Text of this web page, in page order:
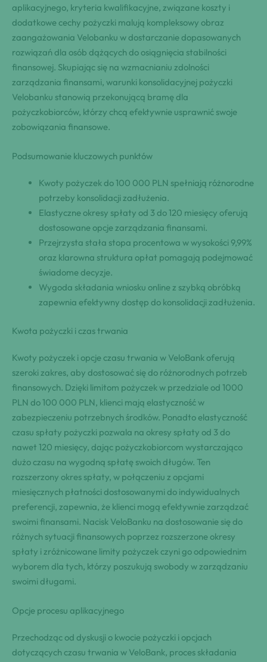
aplikacyjnego, kryteria kwalifikacyjne, związane koszty i
dodatkowe cechy pożyczki malują kompleksowy obraz
zaangażowania Velobanku w dostarczanie dopasowanych
rozwiązań dla osób dążących do osiągnięcia stabilności
finansowej. Skupiając się na wzmacnianiu zdolności
zarządzania finansami, warunki konsolidacyjnej pożyczki
Velobanku stanowią przekonującą bramę dla
pożyczkobiorców, którzy chcą efektywnie usprawnić swoje
zobowiązania finansowe.
Podsumowanie kluczowych punktów
Kwoty pożyczek do 100 000 PLN spełniają różnorodne
potrzeby konsolidacji zadłużenia.
Elastyczne okresy spłaty od 3 do 120 miesięcy oferują
dostosowane opcje zarządzania finansami.
Przejrzysta stała stopa procentowa w wysokości 9,99%
oraz klarowna struktura opłat pomagają podejmować
świadome decyzje.
Wygoda składania wniosku online z szybką obróbką
zapewnia efektywny dostęp do konsolidacji zadłużenia.
Kwota pożyczki i czas trwania
Kwoty pożyczek i opcje czasu trwania w VeloBank oferują
szeroki zakres, aby dostosować się do różnorodnych potrzeb
finansowych. Dzięki limitom pożyczek w przedziale od 1000
PLN do 100 000 PLN, klienci mają elastyczność w
zabezpieczeniu potrzebnych środków. Ponadto elastyczność
czasu spłaty pożyczki pozwala na okresy spłaty od 3 do
nawet 120 miesięcy, dając pożyczkobiorcom wystarczająco
dużo czasu na wygodną spłatę swoich długów. Ten
rozszerzony okres spłaty, w połączeniu z opcjami
miesięcznych płatności dostosowanymi do indywidualnych
preferencji, zapewnia, że klienci mogą efektywnie zarządzać
swoimi finansami. Nacisk VeloBanku na dostosowanie się do
różnych sytuacji finansowych poprzez rozszerzone okresy
spłaty i zróżnicowane limity pożyczek czyni go odpowiednim
wyborem dla tych, którzy poszukują swobody w zarządzaniu
swoimi długami.
Opcje procesu aplikacyjnego
Przechodząc od dyskusji o kwocie pożyczki i opcjach
dotyczących czasu trwania w VeloBank, proces składania